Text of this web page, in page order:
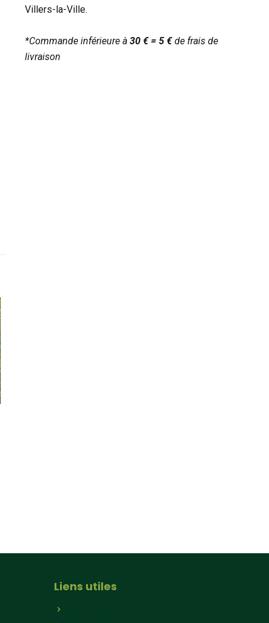
Villers-la-Ville.
*Commande inférieure à 30 € = 5 €de frais de
livraison
Liens utiles